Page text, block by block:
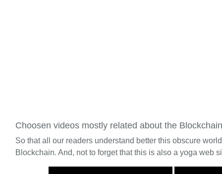
Choosen videos mostly related about the Blockchain
So that all our readers understand better this obscure
Blockchain. And, not to forget that this is also a yoga web